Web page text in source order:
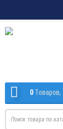
0 Tоваров,